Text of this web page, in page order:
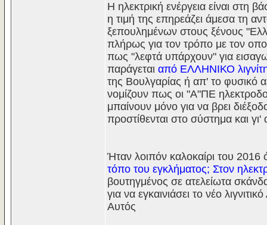
Η ηλεκτρική ενέργεια είναι στη
η τιμή της επηρεάζει άμεσα τη
ξεπουλημένων στους ξένους
πλήρως για τον τρόπο με τον
πως "λεφτά υπάρχουν" για
παράγεται από ΕΛΛΗΝΙΚΟ
της Βουλγαρίας ή απ' το φυσικό
νομίζουν πως οι "Α"ΠΕ
μπαίνουν μόνο για να βρει
προστίθενται στο σύστημα και
Ήταν λοιπόν καλοκαίρι του 2016
τόπο του εγκλήματος; Στον
βουτηγμένος σε ατελείωτα
για να εγκαινιάσει το νέο
Αυτός